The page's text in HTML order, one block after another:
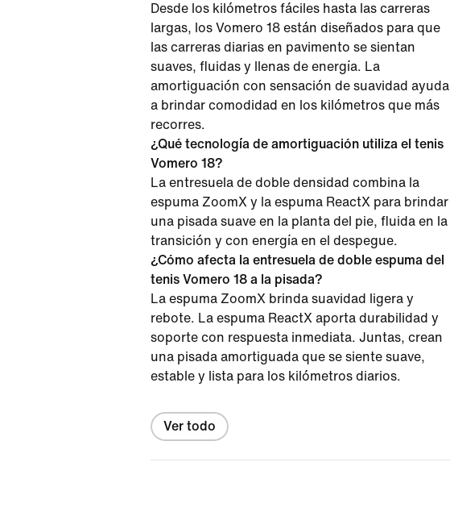
Desde los kilómetros fáciles hasta las carreras
largas, los Vomero 18 están diseñados para que
las carreras diarias en pavimento se sientan
suaves, fluidas y llenas de energía. La
amortiguación con sensación de suavidad ayuda
a brindar comodidad en los kilómetros que más
recorres.
¿Qué tecnología de amortiguación utiliza el tenis
Vomero 18?
La entresuela de doble densidad combina la
espuma ZoomX y la espuma ReactX para brindar
una pisada suave en la planta del pie, fluida en la
transición y con energía en el despegue.
¿Cómo afecta la entresuela de doble espuma del
tenis Vomero 18 a la pisada?
La espuma ZoomX brinda suavidad ligera y
rebote. La espuma ReactX aporta durabilidad y
soporte con respuesta inmediata. Juntas, crean
una pisada amortiguada que se siente suave,
estable y lista para los kilómetros diarios.
Ver todo